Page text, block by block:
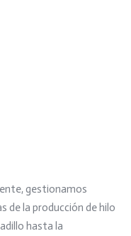
gestionamos
de la producción de hilo
hasta la